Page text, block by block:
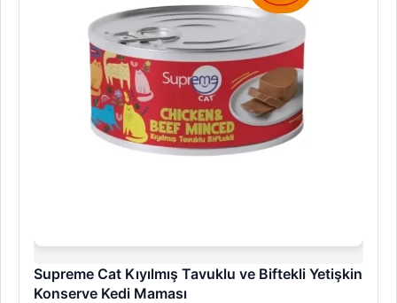
Supreme Cat Kıyılmış Tavuklu ve Biftekli Yetişkin
Konserve Kedi Maması